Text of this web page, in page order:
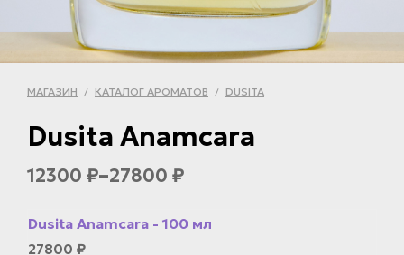
МАГАЗИН / КАТАЛОГ АРОМАТОВ / DUSITA
Dusita Anamcara
12300 ₽–27800 ₽
Dusita Anamcara - 100 мл
27800 ₽